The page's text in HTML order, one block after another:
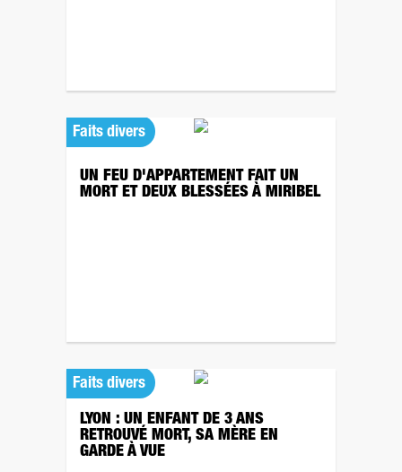
Faits divers
UN FEU D'APPARTEMENT FAIT UN
MORT ET DEUX BLESSÉES À MIRIBEL
Faits divers
LYON : UN ENFANT DE 3 ANS
RETROUVÉ MORT, SA MÈRE EN
GARDE À VUE